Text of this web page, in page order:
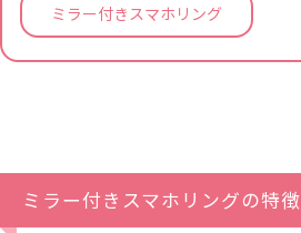
ミラー付きスマホリング
ミラー付きスマホリングの特徴